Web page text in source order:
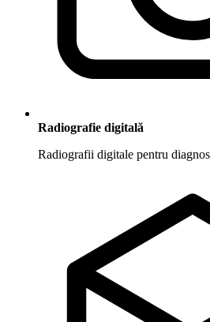
Radiografie digitală
Radiografii digitale pentru